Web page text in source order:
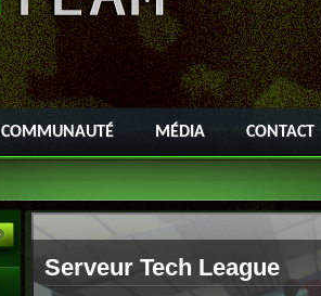
COMMUNAUTÉ MÉDIA CONTACT
Serveur Tech League